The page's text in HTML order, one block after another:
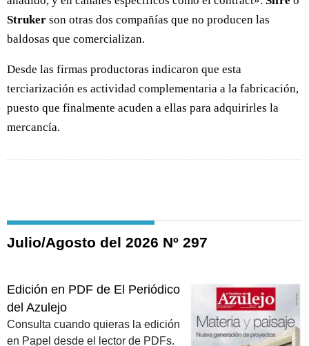
Struker son otras dos compañías que no producen las
baldosas que comercializan.
Desde las firmas productoras indicaron que esta
terciarización es actividad complementaria a la fabricación,
puesto que finalmente acuden a ellas para adquirirles la
mercancía.
Julio/Agosto del 2026 Nº 297
Edición en PDF de El Periódico
del Azulejo
Consulta cuando quieras la edición
en Papel desde el lector de PDFs.